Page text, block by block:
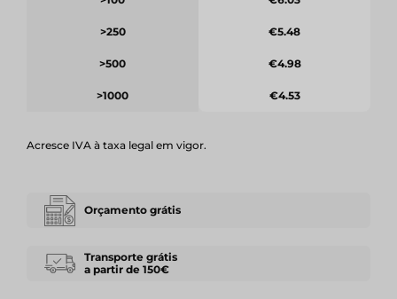
>250
>500
>1000
€5.48
€4.98
€4.53
Acresce IVA à taxa legal em vigor.
Orçamento grátis
Transporte grátis
a partir de 150€